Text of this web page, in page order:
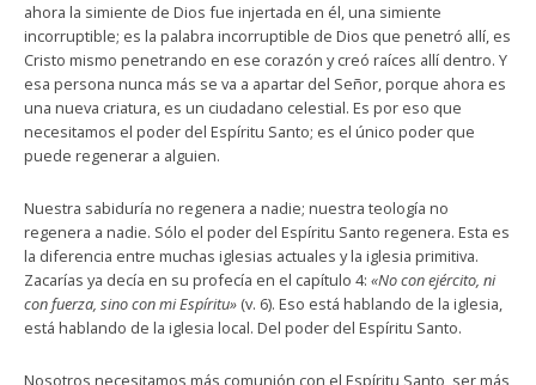
ahora la simiente de Dios fue injertada en él, una simiente
incorruptible; es la palabra incorruptible de Dios que penetró allí, es
Cristo mismo penetrando en ese corazón y creó raíces allí dentro. Y
esa persona nunca más se va a apartar del Señor, porque ahora es
una nueva criatura, es un ciudadano celestial. Es por eso que
necesitamos el poder del Espíritu Santo; es el único poder que
puede regenerar a alguien.
Nuestra sabiduría no regenera a nadie; nuestra teología no
regenera a nadie. Sólo el poder del Espíritu Santo regenera. Esta es
la diferencia entre muchas iglesias actuales y la iglesia primitiva.
Zacarías ya decía en su profecía en el capítulo 4: «No con ejército, ni
con fuerza, sino con mi Espíritu» (v. 6). Eso está hablando de la iglesia,
está hablando de la iglesia local. Del poder del Espíritu Santo.
Nosotros necesitamos más comunión con el Espíritu Santo, ser más